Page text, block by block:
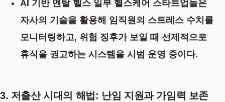
AI 기반 멘탈 헬스 일부 헬스케어 스타트업들은
자사의 기술을 활용해 임직원의 스트레스 수치를
모니터링하고, 위험 징후가 보일 때 선제적으로
휴식을 권고하는 시스템을 시범 운영 중이다.
3. 저출산 시대의 해법: 난임 지원과 가임력 보존